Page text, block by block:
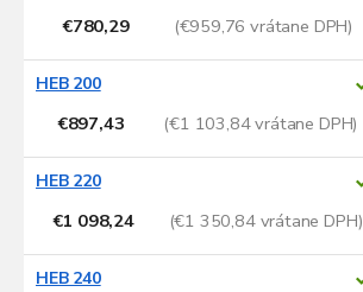
€780,29 (€959,76 vrátane DPH)
HEB 200
€897,43 (€1 103,84 vrátane DPH)
HEB 220
€1 098,24 (€1 350,84 vrátane DPH)
HEB 240